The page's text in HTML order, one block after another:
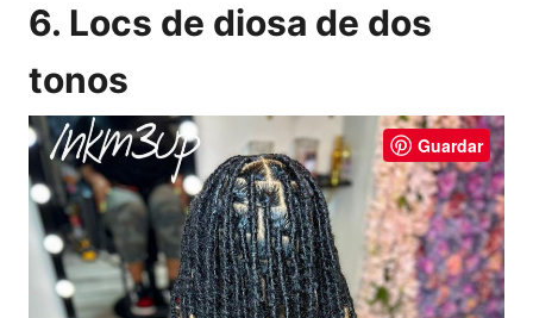
6. Locs de diosa de dos
tonos
Guardar